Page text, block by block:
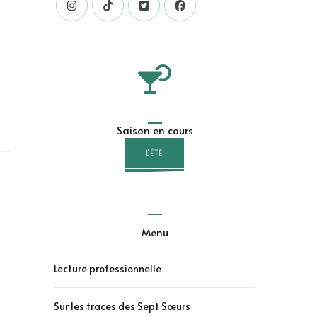
Saison en cours
L'ÉTÉ
Menu
Lecture professionnelle
Sur les traces des Sept Sœurs